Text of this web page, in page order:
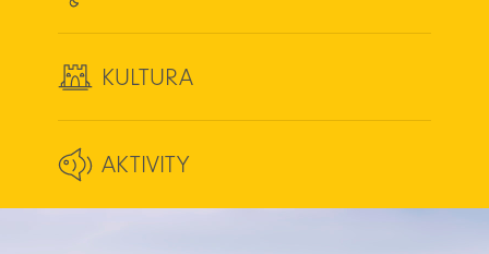
KULTURA
AKTIVITY